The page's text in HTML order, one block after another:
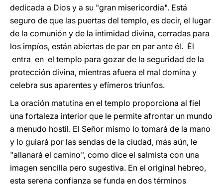
dedicada a Dios y a su "gran misericordia". Está
seguro de que las puertas del templo, es decir, el lugar
de la comunión y de la intimidad divina, cerradas para
los impíos, están abiertas de par en par ante él. Él
entra en el templo para gozar de la seguridad de la
protección divina, mientras afuera el mal domina y
celebra sus aparentes y efímeros triunfos.
La oración matutina en el templo proporciona al fiel
una fortaleza interior que le permite afrontar un mundo
a menudo hostil. El Señor mismo lo tomará de la mano
y lo guiará por las sendas de la ciudad, más aún, le
"allanará el camino", como dice el salmista con una
imagen sencilla pero sugestiva. En el original hebreo,
esta serena confianza se funda en dos términos